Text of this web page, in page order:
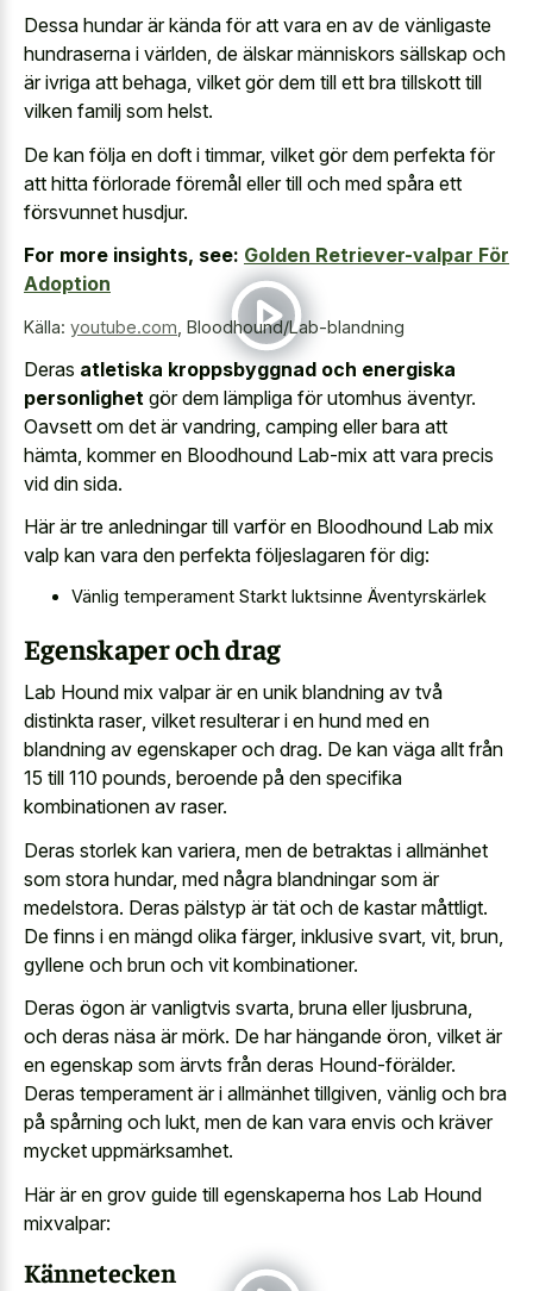
Dessa hundar är kända för att vara en av de vänligaste
hundraserna i världen, de älskar människors sällskap och
är ivriga att behaga, vilket gör dem till ett bra tillskott till
vilken familj som helst.
De kan följa en doft i timmar, vilket gör dem perfekta för
att hitta förlorade föremål eller till och med spåra ett
försvunnet husdjur.
For more insights, see: Golden Retriever-valpar För
Adoption
Källa: youtube.com Bloodhound/Lab-blandning
Deras atletiska kroppsbyggnad och energiska
personlighet gör dem lämpliga för utomhus äventyr.
Oavsett om det är vandring, camping eller bara att
hämta, kommer en Bloodhound Lab-mix att vara precis
vid din sida.
Här är tre anledningar till varför en Bloodhound Lab mix
valp kan vara den perfekta följeslagaren för dig:
Vänlig temperament Starkt luktsinne Äventyrskärlek
Egenskaper och drag
Lab Hound mix valpar är en unik blandning av två
distinkta raser, vilket resulterar i en hund med en
blandning av egenskaper och drag. De kan väga allt från
15 till 110 pounds, beroende på den specifika
kombinationen av raser.
Deras storlek kan variera, men de betraktas i allmänhet
som stora hundar, med några blandningar som är
medelstora. Deras pälstyp är tät och de kastar måttligt.
De finns i en mängd olika färger, inklusive svart, vit, brun,
gyllene och brun och vit kombinationer.
Deras ögon är vanligtvis svarta, bruna eller ljusbruna,
och deras näsa är mörk. De har hängande öron, vilket är
en egenskap som ärvts från deras Hound-förälder.
Deras temperament är i allmänhet tillgiven, vänlig och bra
på spårning och lukt, men de kan vara envis och kräver
mycket uppmärksamhet.
Här är en grov guide till egenskaperna hos Lab Hound
mixvalpar:
Kännetecken